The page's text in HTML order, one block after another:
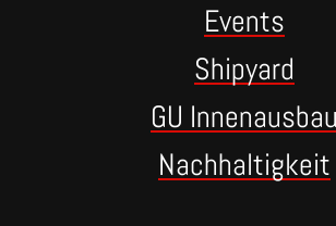
Events
Shipyard
GU Innenausbau
Nachhaltigkeit